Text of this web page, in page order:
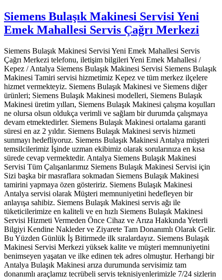
Siemens Bulaşık Makinesi Servisi Yeni
Emek Mahallesi Servis Çağrı Merkezi
Siemens Bulaşık Makinesi Servisi Yeni Emek Mahallesi Servis
Çağrı Merkezi telefonu, iletişim bilgileri Yeni Emek Mahallesi /
Kepez / Antalya Siemens Bulaşık Makinesi Servisi Siemens Bulaşık
Makinesi Tamiri servisi hizmetimiz Kepez ve tüm merkez ilçelere
hizmet vermekteyiz. Siemens Bulaşık Makinesi ve Siemens diğer
ürünleri; Siemens Bulaşık Makinesi modelleri, Siemens Bulaşık
Makinesi üretim yılları, Siemens Bulaşık Makinesi çalışma koşulları
ne olursa olsun oldukça verimli ve sağlam bir durumda çalışmaya
devam etmektedirler. Siemens Bulaşık Makinesi ortalama garanti
süresi en az 2 yıldır. Siemens Bulaşık Makinesi servis hizmeti
sunmayı hedefliyoruz. Siemens Bulaşık Makinesi Antalya müşteri
temsilcilerimiz İşinde uzman ekibimiz olarak sorularınıza en kısa
sürede cevap vermektedir. Antalya Siemens Bulaşık Makinesi
Servisi Tüm Çalışanlarımız Siemens Bulaşık Makinesi Servisi için
Sizi başka bir masraflara sokmadan Siemens Bulaşık Makinesi
tamirini yapmaya özen gösteririz. Siemens Bulaşık Makinesi
Antalya servisi olarak Müşteri memnuniyetini hedefleyen bir
anlayışa sahibiz. Siemens Bulaşık Makinesi servis ağı ile
tüketicilerimize en kaliteli ve en hızlı Siemens Bulaşık Makinesi
Servisi Hizmeti Vermeden Önce Cihaz ve Arıza Hakkında Yeterli
Bilgiyi Kendine Nakleder ve Ziyarete Tam Donanımlı Olarak Gelir.
Bu Yüzden Günlük İş Bitirmede ilk sıralardayız. Siemens Bulaşık
Makinesi Servisi Merkezi yüksek kalite ve müşteri memnuniyetini
benimseyen yaşatan ve ilke edinen tek adres olmuştur. Herhangi bir
Antalya Bulaşık Makinesi arıza durumunda servisimiz tam
donanımlı araçlamız tecrübeli servis teknisiyenlerimizle 7/24 sizlerin